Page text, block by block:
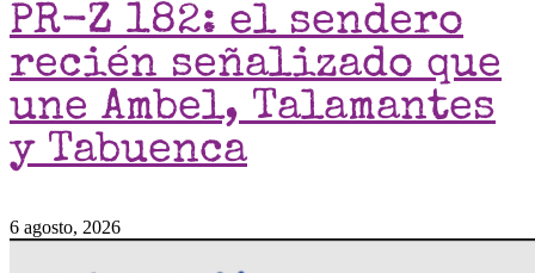
PR-Z 182: el sendero
recién señalizado que
une Ambel, Talamantes
y Tabuenca
6 agosto, 2026